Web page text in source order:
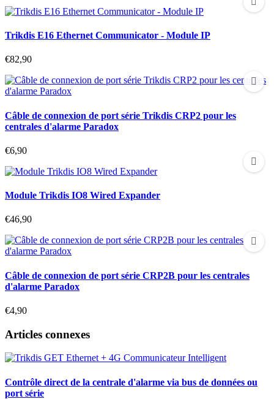
Trikdis E16 Ethernet Communicator - Module IP
€82,90
Câble de connexion de port série Trikdis CRP2 pour les
centrales d'alarme Paradox
€6,90
Module Trikdis IO8 Wired Expander
€46,90
Câble de connexion de port série CRP2B pour les centrales
d'alarme Paradox
€4,90
Articles connexes
Contrôle direct de la centrale d'alarme via bus de données ou
port série